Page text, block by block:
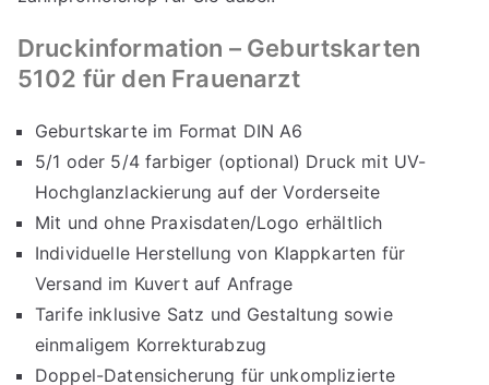
Druckinformation – Geburtskarten
5102 für den Frauenarzt
Geburtskarte im Format DIN A6
5/1 oder 5/4 farbiger (optional) Druck mit UV-
Hochglanzlackierung auf der Vorderseite
Mit und ohne Praxisdaten/Logo erhältlich
Individuelle Herstellung von Klappkarten für
Versand im Kuvert auf Anfrage
Tarife inklusive Satz und Gestaltung sowie
einmaligem Korrekturabzug
Doppel-Datensicherung für unkomplizierte